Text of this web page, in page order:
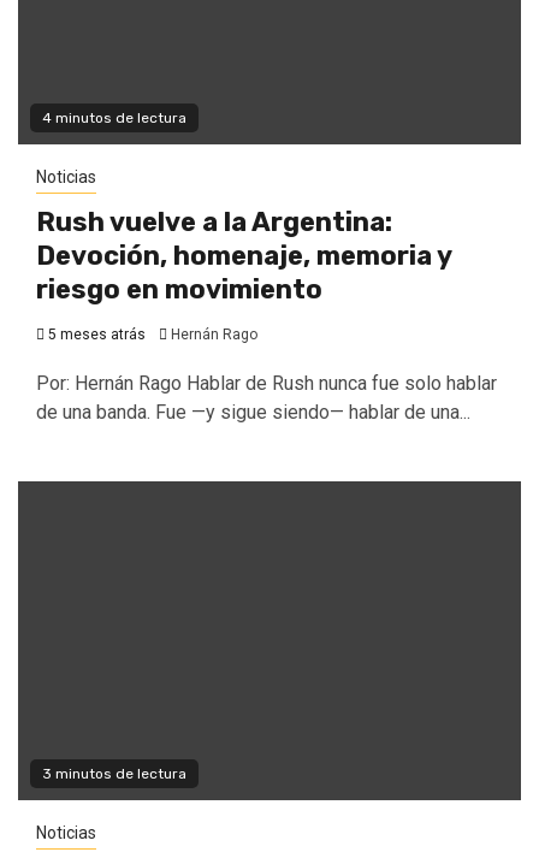
4 minutos de lectura
Noticias
Rush vuelve a la Argentina:
Devoción, homenaje, memoria y
riesgo en movimiento
5 meses atrás Hernán Rago
Por: Hernán Rago Hablar de Rush nunca fue solo hablar
de una banda. Fue —y sigue siendo— hablar de una...
3 minutos de lectura
Noticias